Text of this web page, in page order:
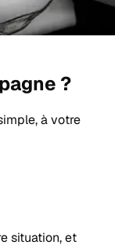
?
à votre
situation, et